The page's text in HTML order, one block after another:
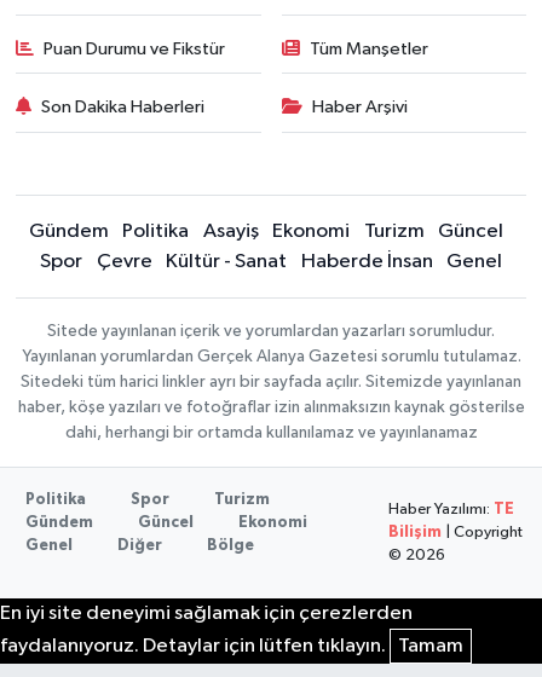
Puan Durumu ve Fikstür Tüm Manşetler
Son Dakika Haberleri Haber Arşivi
Gündem Politika Asayiş Ekonomi Turizm
Güncel
Spor
Çevre Kültür - Sanat Haberde İnsan Genel
Sitede yayınlanan içerik ve yorumlardan yazarları sorumludur.
Yayınlanan yorumlardan Gerçek Alanya Gazetesi sorumlu tutulamaz.
Sitedeki tüm harici linkler ayrı bir sayfada açılır. Sitemizde yayınlanan
haber, köşe yazıları ve fotoğraflar izin alınmaksızın kaynak gösterilse
dahi, herhangi bir ortamda kullanılamaz ve yayınlanamaz
Politika Spor
Turizm
Gündem
Güncel
Ekonomi
Genel
Diğer Bölge
Haber Yazılımı: TE
Bilişim | Copyright
© 2026
En iyi site deneyimi sağlamak için çerezlerden
faydalanıyoruz. Detaylar için lütfen tıklayın.
Tamam